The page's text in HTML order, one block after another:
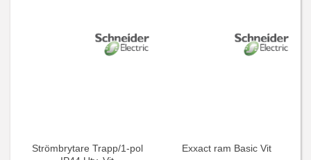
Strömbrytare Trapp/1-pol
Exxact ram Basic Vit